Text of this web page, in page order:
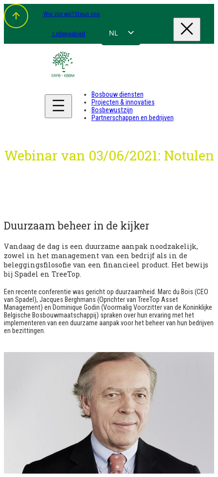
Spring
naar
de
inhoud
Wie zijn wij?Steun ons
Ledengebied NL
DE
Bosbouw diensten
Projecten & innovaties
Bosbewustzijn
Partnerschappen en bedrijven
Webinar van 03/06/2021: Notulen
Duurzaam beheer in de kijker
Vandaag de dag is een duurzame aanpak noodzakelijk,
zowel in het management van een bedrijf als in de
beleggingsfilosofie van een financieel product. Het bewijs
bij Spadel en TreeTop.
Een recente conferentie was gericht op duurzaamheid. Marc du Bois (CEO
van Spadel), Jacques Berghmans (Oprichter van TreeTop Asset
Management) en Dominique Godin (Voormalig Voorzitter van de Koninklijke
Belgische Bosbouwmaatschappij) spraken over hun ervaring met het
implementeren van een duurzame aanpak voor het beheer van hun bedrijven
en bezittingen.